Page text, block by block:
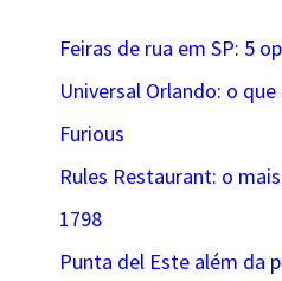
Feiras de rua em SP: 5
Universal Orlando: o
Furious
Rules Restaurant: o
1798
Punta del Este além da